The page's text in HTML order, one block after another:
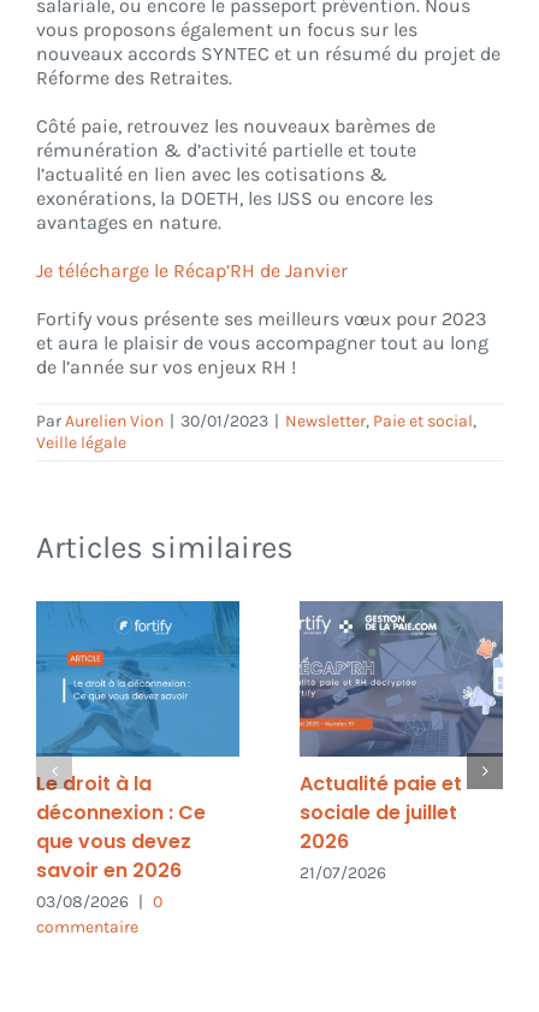
salariale, ou encore le passeport prévention. Nous
vous proposons également un focus sur les
nouveaux accords SYNTEC et un résumé du projet de
Réforme des Retraites.
Côté paie, retrouvez les nouveaux barèmes de
rémunération & d’activité partielle et toute
l’actualité en lien avec les cotisations &
exonérations, la DOETH, les IJSS ou encore les
avantages en nature.
Je télécharge le Récap’RH de Janvier
Fortify vous présente ses meilleurs vœux pour 2023
et aura le plaisir de vous accompagner tout au long
de l’année sur vos enjeux RH !
ParAurelien Vion | 30/01/2023 | Newsletter, Paie et social,
Veille légale
Articles similaires
Le droit à la
déconnexion : Ce
que vous devez
savoir en 2026
03/08/2026 | 0
commentaire
Actualité paie et
sociale de juillet
2026
21/07/2026